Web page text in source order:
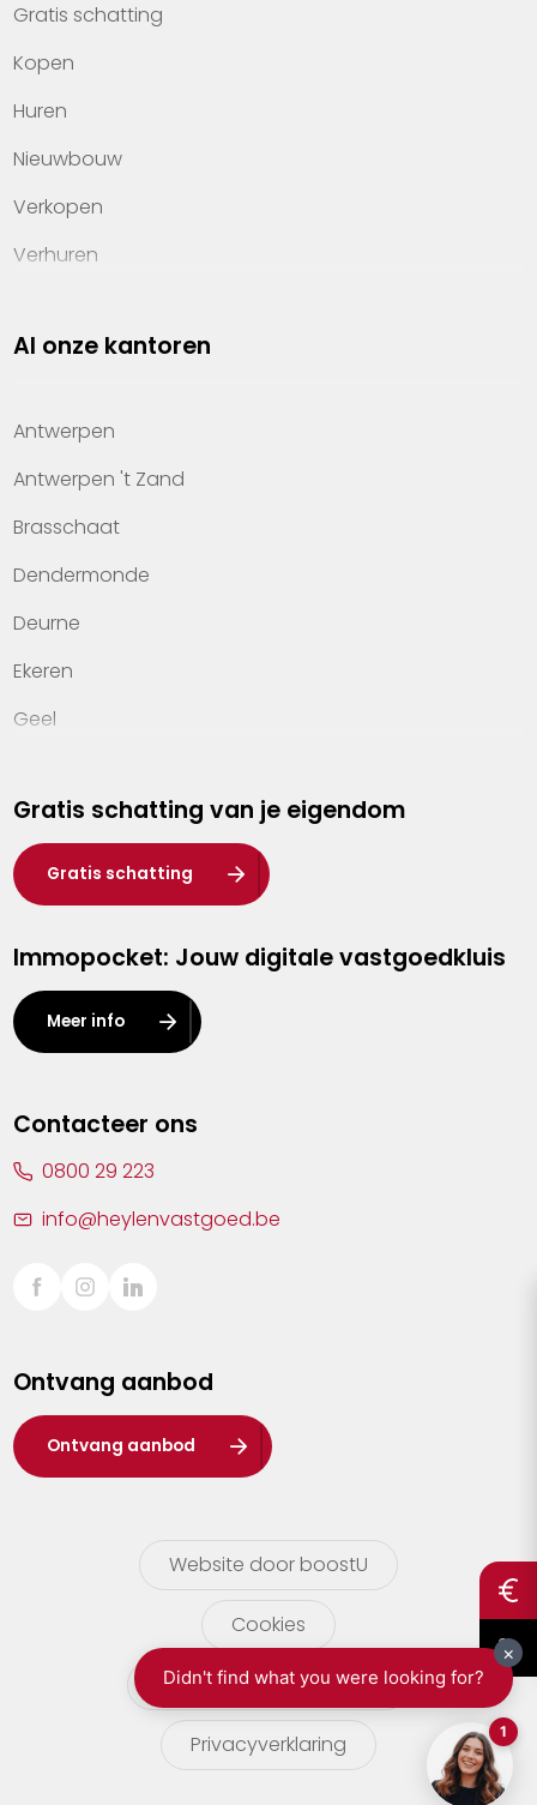
Gratis schatting
Kopen
Huren
Nieuwbouw
Verkopen
Verhuren
Property management
Kennis van wonen
Kantoren
Veelgestelde vragen
Werken bij Heylen Vastgoed
Contact
Al onze kantoren
Antwerpen
Antwerpen 't Zand
Brasschaat
Dendermonde
Deurne
Ekeren
Geel
Hasselt
Heist-op-den-Berg
Herentals
Kalmthout
Leuven
Lier
Sint-Truiden
Waasland
Wuustwezel
Zoersel
Gratis schatting van je eigendom
Gratis schatting
Immopocket: Jouw digitale vastgoedkluis
Meer info
Contacteer ons
0800 29 223
info@heylenvastgoed.be
Ontvang aanbod
Ontvang aanbod
Website door boostU
Cookies
gebruikersvoorwaarden
Privacyverklaring